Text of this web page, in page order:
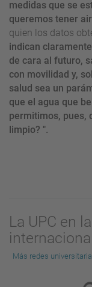
medidas que se
queremos tener
quien los datos
indican
de cara al futuro,
con movilidad y,
salud sea un
que el agua que
permitimos, pues,
limpio? ".
La UPC en
Más redes